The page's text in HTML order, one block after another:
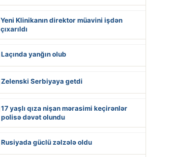
Yeni Klinikanın direktor müavini işdən
çıxarıldı
Laçında yanğın olub
Zelenski Serbiyaya getdi
17 yaşlı qıza nişan mərasimi keçirənlər
polisə dəvət olundu
Rusiyada güclü zəlzələ oldu